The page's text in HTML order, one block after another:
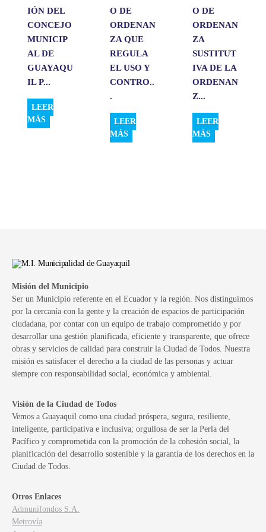
IÓN DEL
CONCEJO
MUNICIP
AL DE
GUAYAQU
IL P...
LEER
MÁS
O DE
ORDENAN
ZA QUE
REGULA
EL USO Y
CONTRO..
.
LEER
MÁS
O DE
ORDENAN
ZA
SUSTITUT
IVA DE LA
ORDENAN
Z...
LEER
MÁS
Misión del Municipio
Ser un Municipio referente en el Ecuador y la región. Nos distinguimos
por la cercanía con la gente y la creación de espacios de participación
ciudadana, por contar con un equipo de trabajo comprometido y por
desarrollar una gestión planificada, eficiente y transparente, que ofrece
obras y servicios de calidad para construir la Ciudad de Todos. Nuestra
misión es satisfacer el derecho a la ciudad de las personas y actuar
siempre con responsabilidad social, económica y ambiental.
Visión de la Ciudad de Todos
Vemos a Guayaquil como una ciudad próspera, segura, resiliente,
inteligente, participativa e inclusiva; orgullosa de ser la Perla del
Pacífico y comprometida con la promoción de la cohesión social, la
planificación del desarrollo sostenible y la garantía de los derechos en la
Ciudad de Todos.
Otros Enlaces
Admunifondos S.A.
Metrovía